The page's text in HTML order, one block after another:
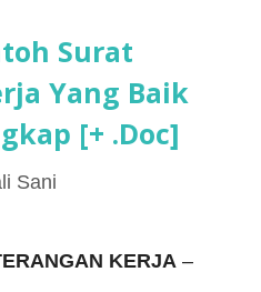
Surat
Yang Baik
[+ .Doc]
Sani
KERJA –